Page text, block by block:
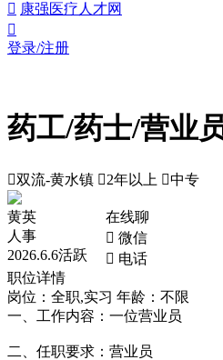
 康强医疗人才网

登录/注册
药工/药士/营业
双流-黄水镇 2年以上 中专
黄英
人事
2026.6.6活跃
在线聊
 微信
 电话
职位详情
岗位：全职,实习 年龄：不限
一、工作内容：一位营业员
二、任职要求：营业员